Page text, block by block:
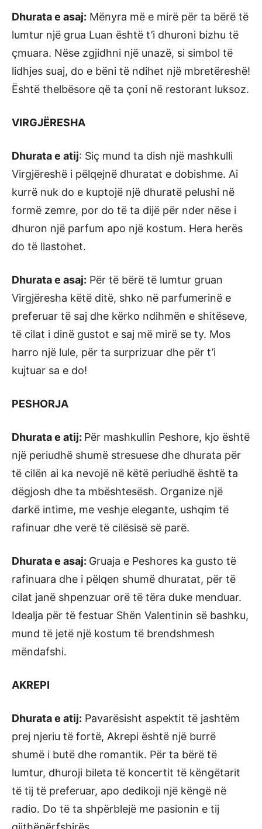
Dhurata e asaj: Mënyra më e mirë për ta bërë të
lumtur një grua Luan është t’i dhuroni bizhu të
çmuara. Nëse zgjidhni një unazë, si simbol të
lidhjes suaj, do e bëni të ndihet një mbretëreshë!
Është thelbësore që ta çoni në restorant luksoz.
VIRGJËRESHA
Dhurata e atij: Siç mund ta dish një mashkulli
Virgjëreshë i pëlqejnë dhuratat e dobishme. Ai
kurrë nuk do e kuptojë një dhuratë pelushi në
formë zemre, por do të ta dijë për nder nëse i
dhuron një parfum apo një kostum. Hera herës
do të llastohet.
Dhurata e asaj: Për të bërë të lumtur gruan
Virgjëresha këtë ditë, shko në parfumerinë e
preferuar të saj dhe kërko ndihmën e shitëseve,
të cilat i dinë gustot e saj më mirë se ty. Mos
harro një lule, për ta surprizuar dhe për t’i
kujtuar sa e do!
PESHORJA
Dhurata e atij: Për mashkullin Peshore, kjo është
një periudhë shumë stresuese dhe dhurata për
të cilën ai ka nevojë në këtë periudhë është ta
dëgjosh dhe ta mbështesësh. Organize një
darkë intime, me veshje elegante, ushqim të
rafinuar dhe verë të cilësisë së parë.
Dhurata e asaj: Gruaja e Peshores ka gusto të
rafinuara dhe i pëlqen shumë dhuratat, për të
cilat janë shpenzuar orë të tëra duke menduar.
Idealja për të festuar Shën Valentinin së bashku,
mund të jetë një kostum të brendshmesh
mëndafshi.
AKREPI
Dhurata e atij: Pavarësisht aspektit të jashtëm
prej njeriu të fortë, Akrepi është një burrë
shumë i butë dhe romantik. Për ta bërë të
lumtur, dhuroji bileta të koncertit të këngëtarit
të tij të preferuar, apo dedikoji një këngë në
radio. Do të ta shpërblejë me pasionin e tij